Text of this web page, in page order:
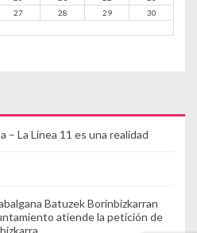
27 28 29
30
– La Línea 11 es una realidad
Batuzek Borinbizkarran
atiende la petición de